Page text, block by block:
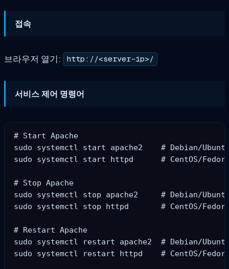
접속
브라우저 열기: http://<server-ip>/
서비스 제어 명령어
# Start Apache
sudo systemctl start apache2    # Debian/
sudo systemctl start httpd      # CentOS/
# Stop Apache
sudo systemctl stop apache2     # Debian/
sudo systemctl stop httpd       # CentOS/
# Restart Apache
sudo systemctl restart apache2  # Debian/
sudo systemctl restart httpd    # CentOS/